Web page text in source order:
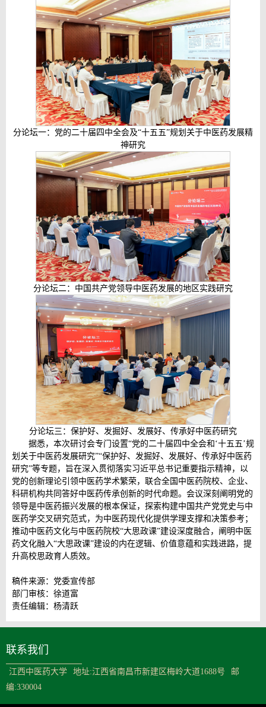
分论坛一：党的二十届四中全会及“十五五”规划关于中医药发展精
神研究
分论坛二：中国共产党领导中医药发展的地区实践研究
分论坛三：保护好、发掘好、发展好、传承好中医药研究
据悉，本次研讨会专门设置“党的二十届四中全会和‘十五五’规
划关于中医药发展研究”“保护好、发掘好、发展好、传承好中医药
研究”等专题，旨在深入贯彻落实习近平总书记重要指示精神，以
党的创新理论引领中医药学术繁荣，联合全国中医药院校、企业、
科研机构共同答好中医药传承创新的时代命题。会议深刻阐明党的
领导是中医药振兴发展的根本保证，探索构建中国共产党党史与中
医药学交叉研究范式，为中医药现代化提供学理支撑和决策参考；
推动中医药文化与中医药院校“大思政课”建设深度融合，阐明中医
药文化融入“大思政课”建设的内在逻辑、价值意蕴和实践进路，提
升高校思政育人质效。
稿件来源：党委宣传部
部门审核：徐道富
责任编辑：杨清跃
联系我们
江西中医药大学 地址:江西省南昌市新建区梅岭大道1688号
邮
编:330004